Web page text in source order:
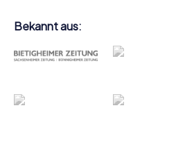
Bekannt aus: